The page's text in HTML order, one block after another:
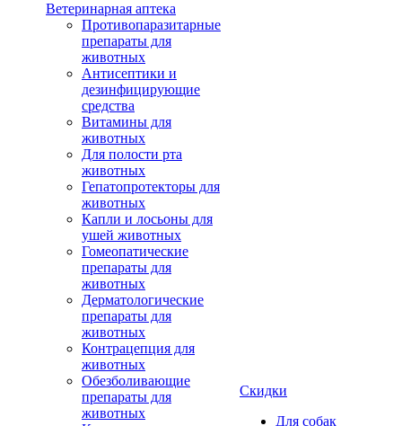
Ветеринарная аптека
Противопаразитарные
препараты для
животных
Антисептики и
дезинфицирующие
средства
Витамины для
животных
Для полости рта
животных
Гепатопротекторы для
животных
Капли и лосьоны для
ушей животных
Гомеопатические
препараты для
животных
Дерматологические
препараты для
животных
Контрацепция для
животных
Обезболивающие
препараты для
животных
Скидки
Для собак